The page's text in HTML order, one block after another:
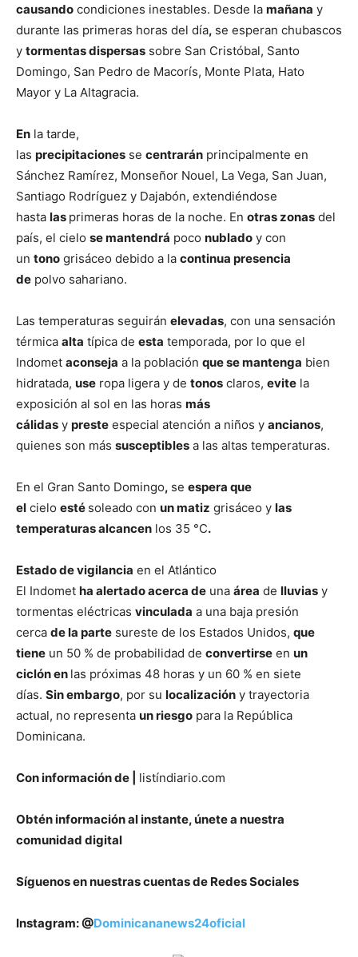
causando condiciones inestables. Desde la mañana y
durante las primeras horas del día, se esperan chubascos
y tormentas dispersas sobre San Cristóbal, Santo
Domingo, San Pedro de Macorís, Monte Plata, Hato
Mayor y La Altagracia.
En la tarde,
las precipitaciones se centrarán principalmente en
Sánchez Ramírez, Monseñor Nouel, La Vega, San Juan,
Santiago Rodríguez y Dajabón, extendiéndose
hasta las primeras horas de la noche. En otras zonas del
país, el cielo se mantendrá poco nublado y con
un tono grisáceo debido a la continua presencia
de polvo sahariano.
Las temperaturas seguirán elevadas, con una sensación
térmica alta típica de esta temporada, por lo que el
Indomet aconseja a la población que se mantenga bien
hidratada, use ropa ligera y de tonos claros, evite la
exposición al sol en las horas más
cálidas y preste especial atención a niños y ancianos,
quienes son más susceptibles a las altas temperaturas.
En el Gran Santo Domingo, se espera que
el cielo esté soleado con un matiz grisáceo y las
temperaturas alcancen los 35 °C.
Estado de vigilancia en el Atlántico
El Indomet ha alertado acerca de una área de lluvias y
tormentas eléctricas vinculada a una baja presión
cerca de la parte sureste de los Estados Unidos, que
tiene un 50 % de probabilidad de convertirse en un
ciclón en las próximas 48 horas y un 60 % en siete
días. Sin embargo, por su localización y trayectoria
actual, no representa un riesgo para la República
Dominicana.
Con información de | listíndiario.com
Obtén información al instante, únete a nuestra
comunidad digital
Síguenos en nuestras cuentas de Redes Sociales
Instagram: @Dominicananews24oficial